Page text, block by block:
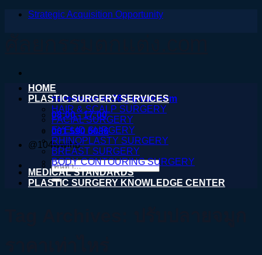
ข้าม
Strategic Acquisition Opportunity
nareeratsale936@gmail.com
08:00 - 17:00
061 590 6036
@104wwihb
ค้นหา:
HOME
PLASTIC SURGERY SERVICES
HAIR & SCALP SURGERY
FACIAL SURGERY
EYELID SURGERY
RHINOPLASTY SURGERY
BREAST SURGERY
BODY CONTOURING SURGERY
MEDICAL STANDARDS
PLASTIC SURGERY KNOWLEDGE CENTER